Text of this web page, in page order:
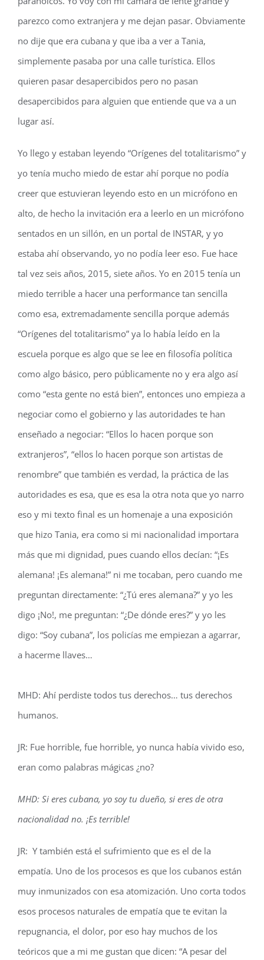
parezco como extranjera y me dejan pasar. Obviamente
no dije que era cubana y que iba a ver a Tania,
simplemente pasaba por una calle turística. Ellos
quieren pasar desapercibidos pero no pasan
desapercibidos para alguien que entiende que va a un
lugar así.
Yo llego y estaban leyendo “Orígenes del totalitarismo” y
yo tenía mucho miedo de estar ahí porque no podía
creer que estuvieran leyendo esto en un micrófono en
alto, de hecho la invitación era a leerlo en un micrófono
sentados en un sillón, en un portal de INSTAR, y yo
estaba ahí observando, yo no podía leer eso. Fue hace
tal vez seis años, 2015, siete años. Yo en 2015 tenía un
miedo terrible a hacer una performance tan sencilla
como esa, extremadamente sencilla porque además
“Orígenes del totalitarismo” ya lo había leído en la
escuela porque es algo que se lee en filosofía política
como algo básico, pero públicamente no y era algo así
como “esta gente no está bien”, entonces uno empieza a
negociar como el gobierno y las autoridades te han
enseñado a negociar: “Ellos lo hacen porque son
extranjeros”, “ellos lo hacen porque son artistas de
renombre” que también es verdad, la práctica de las
autoridades es esa, que es esa la otra nota que yo narro
eso y mi texto final es un homenaje a una exposición
que hizo Tania, era como si mi nacionalidad importara
más que mi dignidad, pues cuando ellos decían: “¡Es
alemana! ¡Es alemana!” ni me tocaban, pero cuando me
preguntan directamente: “¿Tú eres alemana?” y yo les
digo ¡No!, me preguntan: “¿De dónde eres?” y yo les
digo: “Soy cubana”, los policías me empiezan a agarrar,
a hacerme llaves…
MHD: Ahí perdiste todos tus derechos… tus derechos
humanos.
JR: Fue horrible, fue horrible, yo nunca había vivido eso,
eran como palabras mágicas ¿no?
MHD: Si eres cubana, yo soy tu dueño, si eres de otra
nacionalidad no. ¡Es terrible!
JR: Y también está el sufrimiento que es el de la
empatía. Uno de los procesos es que los cubanos están
muy inmunizados con esa atomización. Uno corta todos
esos procesos naturales de empatía que te evitan la
repugnancia, el dolor, por eso hay muchos de los
teóricos que a mi me gustan que dicen: “A pesar del